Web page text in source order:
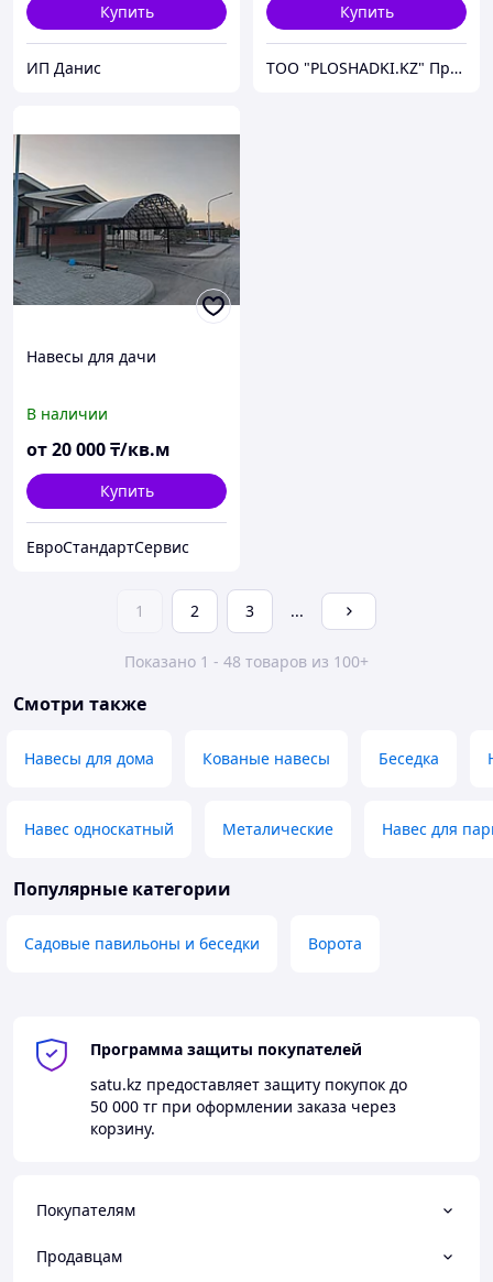
Купить
ИП Данис
Купить
ТОО "PLOSHADKI.KZ" Производство малых архитектурных форм
Навесы для дачи
В наличии
от20 000₸/кв.м
Купить
ЕвроСтандартСервис
1 2 3 ...
Показано 1 - 48 товаров из 100+
Смотри также
Навесы для дома Кованые навесы Беседка
Навес односкатный Металические Навес для
Популярные категории
Садовые павильоны и беседки Ворота
Программа защиты покупателей
satu.kz предоставляет защиту покупок до
50 000 тг при оформлении заказа через
корзину.
Покупателям
Продавцам